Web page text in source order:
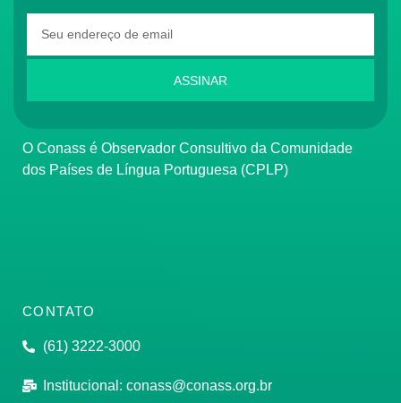
ASSINAR
O Conass é Observador Consultivo da Comunidade
dos Países de Língua Portuguesa (CPLP)
CONTATO
(61) 3222-3000
Institucional: conass@conass.org.br